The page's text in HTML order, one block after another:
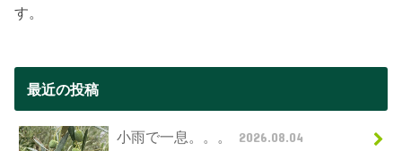
す。
最近の投稿
小雨で一息。。。 2026.08.04